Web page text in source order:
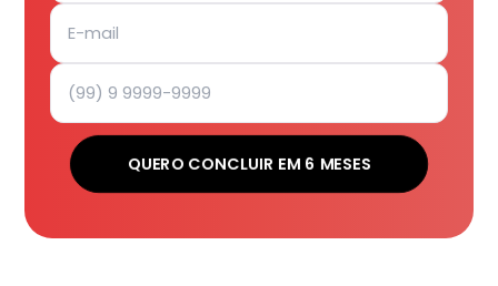
QUERO CONCLUIR EM 6 MESES